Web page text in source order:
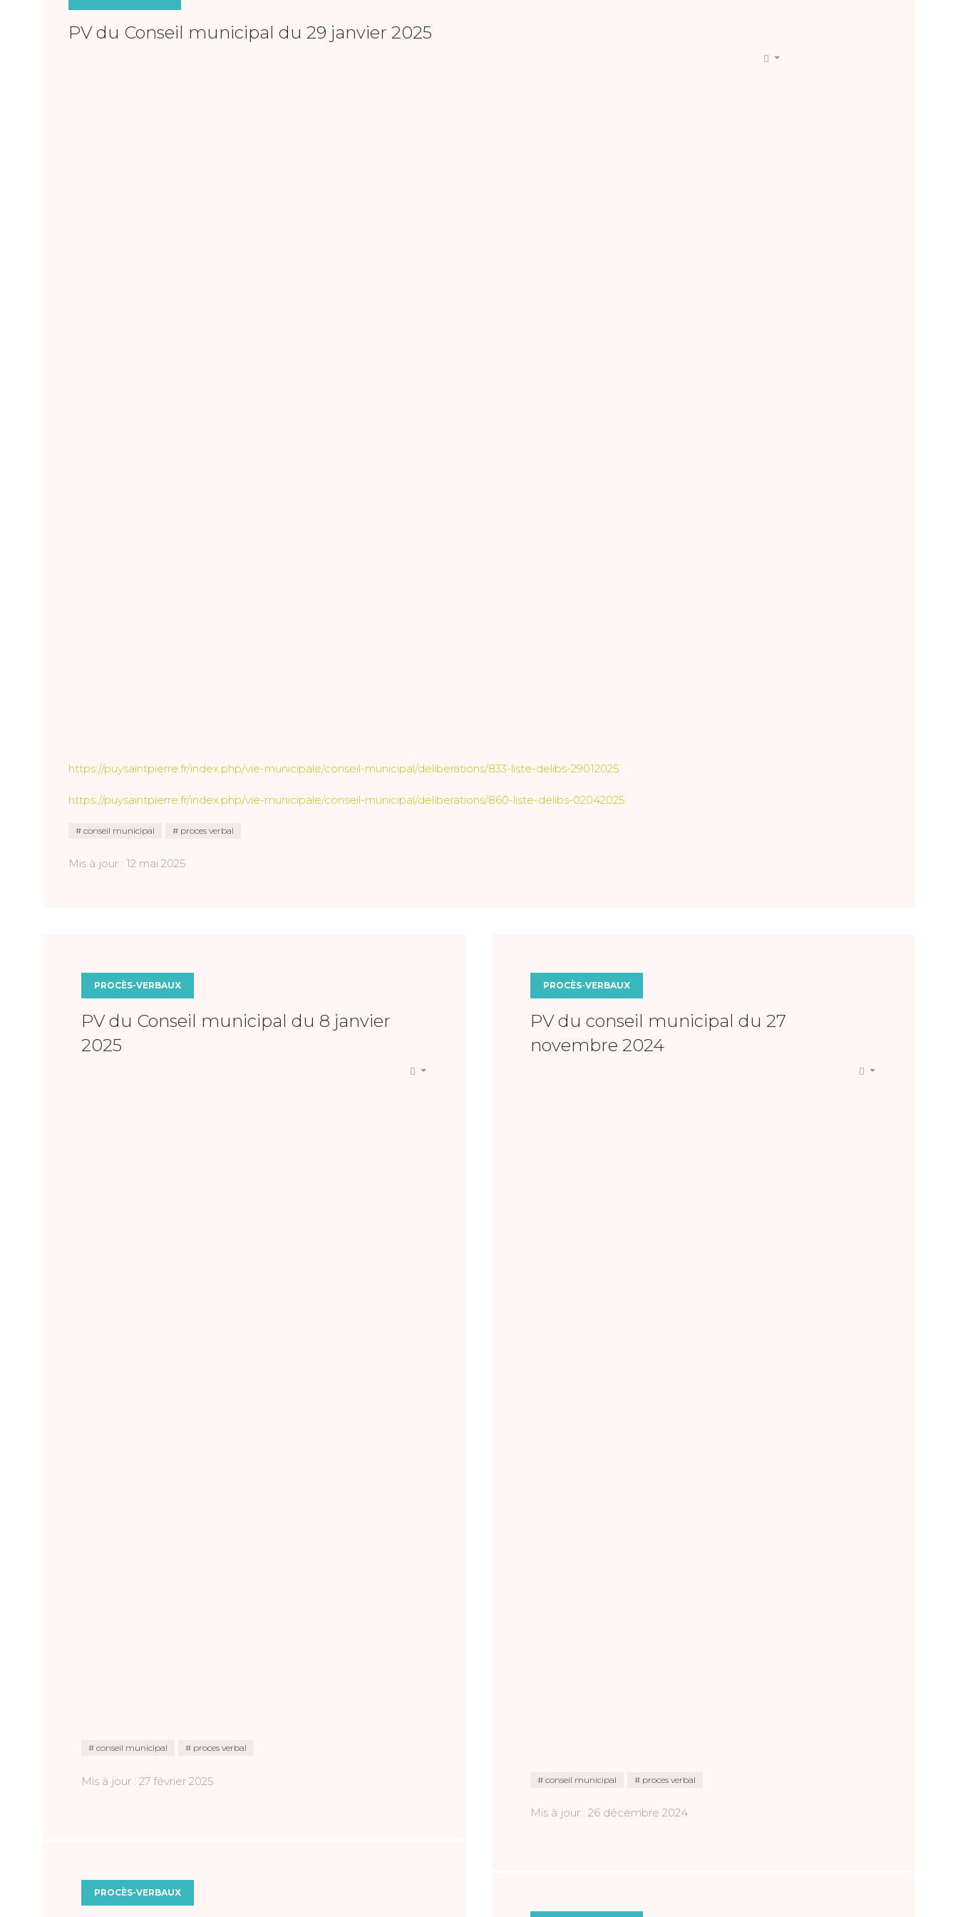
PV du Conseil municipal du 29 janvier 2025
https://puysaintpierre.fr/index.php/vie-municipale/conseil-municipal/deliberations/833-liste-delibs-29012025
https://puysaintpierre.fr/index.php/vie-municipale/conseil-municipal/deliberations/860-liste-delibs-02042025
conseil municipal proces verbal
Mis à jour : 12 mai 2025
PROCÈS-VERBAUX
PV du Conseil municipal du 8 janvier
2025
conseil municipal proces verbal
Mis à jour : 27 février 2025
PROCÈS-VERBAUX
PV du conseil municipal du 27
novembre 2024
conseil municipal proces verbal
Mis à jour : 26 décembre 2024
PROCÈS-VERBAUX